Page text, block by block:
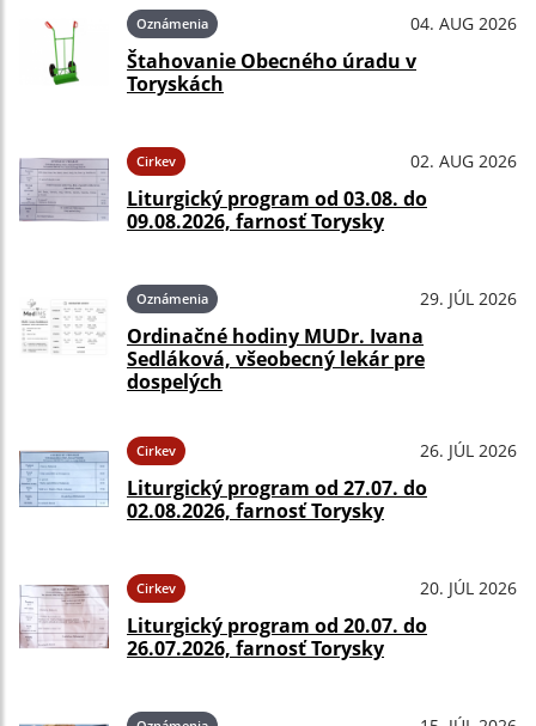
Oznámenia 04. AUG 2026
Štahovanie Obecného úradu v
Toryskách
Cirkev 02. AUG 2026
Liturgický program od 03.08. do
09.08.2026, farnosť Torysky
Oznámenia 29. JÚL 2026
Ordinačné hodiny MUDr. Ivana
Sedláková, všeobecný lekár pre
dospelých
Cirkev 26. JÚL 2026
Liturgický program od 27.07. do
02.08.2026, farnosť Torysky
Cirkev 20. JÚL 2026
Liturgický program od 20.07. do
26.07.2026, farnosť Torysky